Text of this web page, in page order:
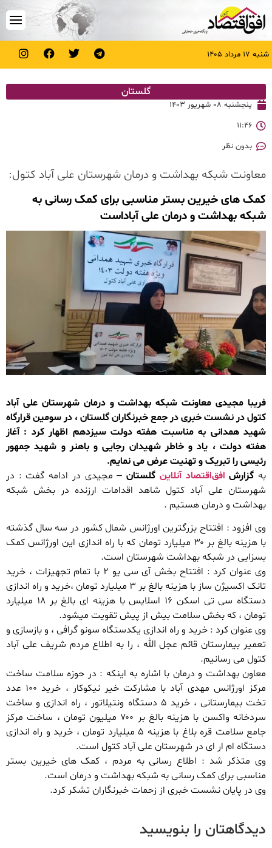
شنبه ۱۷ مرداد ۱۴۰۵
گلستان
پنجشنبه ۰۸ شهریور ۱۴۰۳
۱۱:۴۶
بدون نظر
معاونت شبکه بهداشت و درمان شهرستان علی آباد کتول:
کمک های خیرین بستر مناسبی برای کمک رسانی به
شبکه بهداشت و درمان علی آباداست
فریبا مجیدی معاونت شبکه بهداشت و درمان شهرستان علی آباد
کتول در نشست خبری در جمع خبرنگاران گلستان ، در سومین قرارگاه
شهید همدانی به مناسبت هفته دولت سیزدهم اظهار کرد : آغاز
هفته دولت ، یاد و خاطر شهیدان رجایی و باهنر و شهید جمهور
رئیسی را تبریک و تهنیت عرض می نمایم.
به گزارش افق‌اقتصاد آنلاین گلستان– مجیدی در ادامه گفت : در
شهرستان علی آباد کتول شاهد اقدامات ارزنده در بخش شبکه
بهداشت و درمان هستیم .
وی افزود : افتتاح بزرگترین اورژانس شمال کشور در سه سال گذشته
با هزینه بالغ بر ۳۰ میلیارد تومان که با راه اندازی این اورژانس کمک
بسزایی در شبکه بهداشت شهرستان است.
وی عنوان کرد : افتتاح بخش آی سی یو ۲ با تمام تجهیزات ، خرید
تانک اکسیژن ساز با هزینه بالغ بر ۳ میلیارد تومان ،خرید و راه اندازی
دستگاه سی تی اسکن ۱۶ اسلایس با هزینه ای بالغ بر ۱۸ میلیارد
تومان ، که بخش سلامت بیش از پیش تقویت میشود.
وی عنوان کرد : خرید و راه اندازی یکدستگاه سونو گرافی ، و بازسازی و
تعمیر بیمارستان قائم عجل الله ، را به اطلاع مردم شریف علی آباد
کتول می رسانیم.
معاون بهداشت و درمان با اشاره به اینکه : در حوزه سلامت ساخت
مرکز اورژانس مهدی آباد با مشارکت خیر نیکوکار ، خرید ۱۰۰ عدد
تخت بیمارستانی ، خرید ۵ دستگاه ونتیلاتور ، راه اندازی و ساخت
سردخانه واکسن با هزینه بالغ بر ۷۰۰ میلیون تومان ، ساخت مرکز
جامع سلامت قره بلاغ با هزینه ۵ میلیارد تومان ، خرید و راه اندازی
دستگاه ام ار ای در شهرستان علی آباد کتول است.
وی متذکر شد : اطلاع رسانی به مردم ، کمک های خیرین بستر
مناسبی برای کمک رسانی به شبکه بهداشت و درمان است.
وی در پایان نشست خبری از زحمات خبرنگاران تشکر کرد.
دیدگاهتان را بنویسید